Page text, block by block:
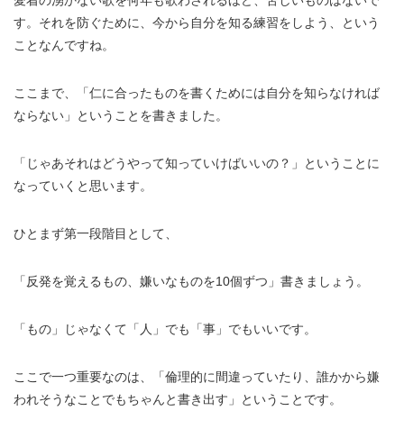
す。それを防ぐために、今から自分を知る練習をしよう、という
ことなんですね。
ここまで、「仁に合ったものを書くためには自分を知らなければ
ならない」ということを書きました。
「じゃあそれはどうやって知っていけばいいの？」ということに
なっていくと思います。
ひとまず第一段階目として、
「反発を覚えるもの、嫌いなものを10個ずつ」書きましょう。
「もの」じゃなくて「人」でも「事」でもいいです。
ここで一つ重要なのは、「倫理的に間違っていたり、誰かから嫌
われそうなことでもちゃんと書き出す」ということです。